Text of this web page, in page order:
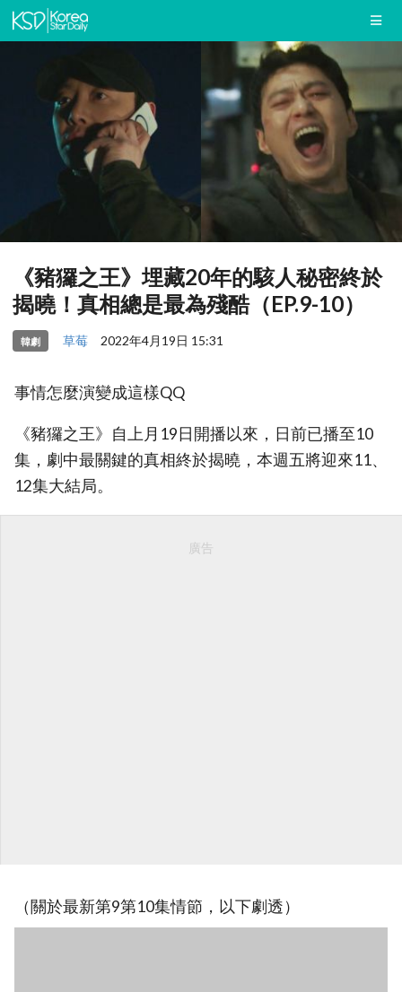
《豬玀之王》埋藏20年的駭人秘密終於
揭曉！真相總是最為殘酷（EP.9-10）
韓劇 草莓 2022年4月19日 15:31
事情怎麼演變成這樣QQ
《豬玀之王》自上月19日開播以來，日前已播至10
集，劇中最關鍵的真相終於揭曉，本週五將迎來11、
12集大結局。
廣告
（關於最新第9第10集情節，以下劇透）